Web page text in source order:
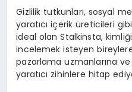
Gizlilik tutkunları, sosyal
yaratıcı içerik üreticileri
ideal olan Stalkinsta,
incelemek isteyen
pazarlama uzmanlarına
yaratıcı zihinlere hitap